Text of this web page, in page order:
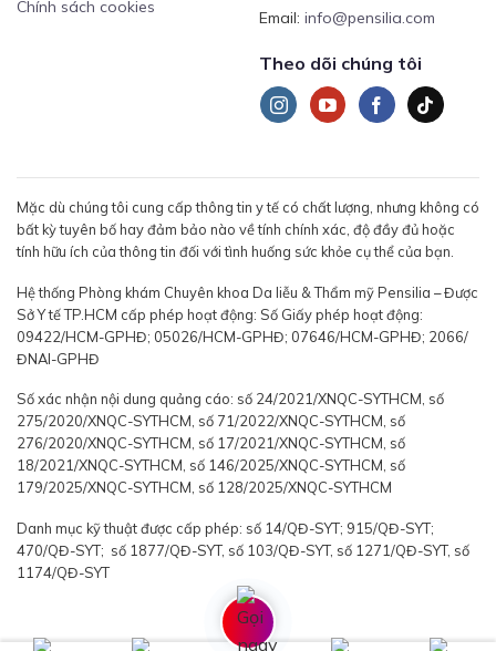
Chính sách cookies
Email: info@pensilia.com
Theo dõi chúng tôi
Mặc dù chúng tôi cung cấp thông tin y tế có chất lượng, nhưng không có
bất kỳ tuyên bố hay đảm bảo nào về tính chính xác, độ đầy đủ hoặc
tính hữu ích của thông tin đối với tình huống sức khỏe cụ thể của bạn.
Hệ thống Phòng khám Chuyên khoa Da liễu & Thẩm mỹ Pensilia – Được
Sở Y tế TP.HCM cấp phép hoạt động: Số Giấy phép hoạt động:
09422/HCM-GPHĐ; 05026/HCM-GPHĐ; 07646/HCM-GPHĐ; 2066/
ĐNAI-GPHĐ
Số xác nhận nội dung quảng cáo: số 24/2021/XNQC-SYTHCM, số
275/2020/XNQC-SYTHCM, số 71/2022/XNQC-SYTHCM, số
276/2020/XNQC-SYTHCM, số 17/2021/XNQC-SYTHCM, số
18/2021/XNQC-SYTHCM, số 146/2025/XNQC-SYTHCM, số
179/2025/XNQC-SYTHCM, số 128/2025/XNQC-SYTHCM
Danh mục kỹ thuật được cấp phép: số 14/QĐ-SYT; 915/QĐ-SYT;
470/QĐ-SYT; số 1877/QĐ-SYT, số 103/QĐ-SYT, số 1271/QĐ-SYT, số
1174/QĐ-SYT